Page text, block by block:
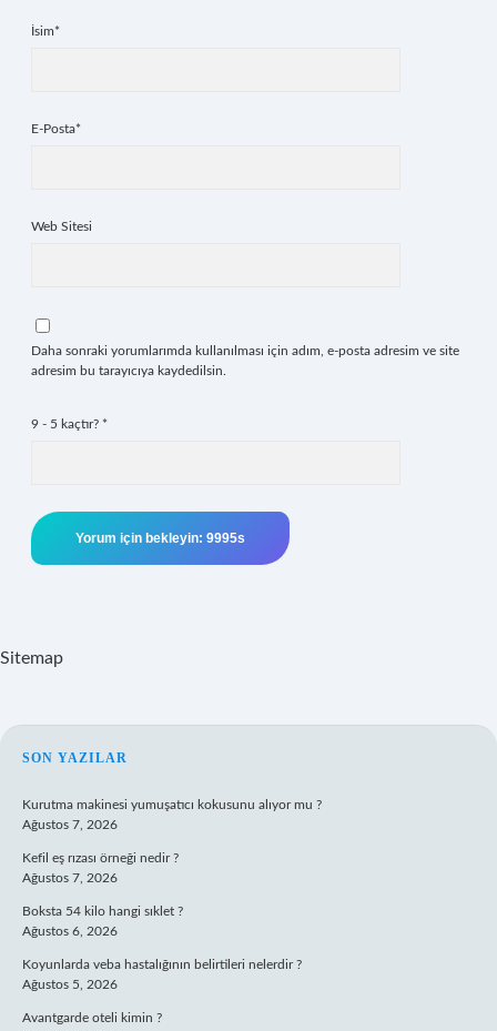
İsim*
E-Posta*
Web Sitesi
Daha sonraki yorumlarımda kullanılması için adım, e-posta adresim ve site
adresim bu tarayıcıya kaydedilsin.
9 - 5 kaçtır? *
Sitemap
SIDEBAR
SON YAZILAR
Kurutma makinesi yumuşatıcı kokusunu alıyor mu ?
Ağustos 7, 2026
Kefil eş rızası örneği nedir ?
Ağustos 7, 2026
Boksta 54 kilo hangi sıklet ?
Ağustos 6, 2026
Koyunlarda veba hastalığının belirtileri nelerdir ?
Ağustos 5, 2026
Avantgarde oteli kimin ?